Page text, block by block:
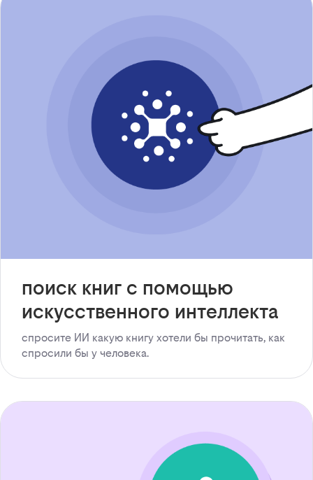
поиск книг с помощью
искусственного интеллекта
спросите ИИ какую книгу хотели бы прочитать, как
спросили бы у человека.